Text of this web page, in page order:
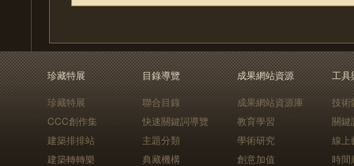
珍藏特展
珍藏特展
CCC創作集
建築排排站
建築轉轉樂
目錄導覽
聯合目錄
快速關鍵詞導覽
主題分類
典藏機構
成果網站資源
成果網站資源庫
教育學習
學術研究
創意加值
工具
技術
關鍵
線上
時間